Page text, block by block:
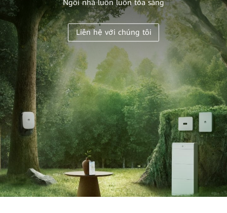
Hộ
gia
đình
|
Giải
pháp
Điện
mặt
trời
thông
minh
Ngôi nhà luôn luôn tỏa sáng
Liên hệ với chúng tôi